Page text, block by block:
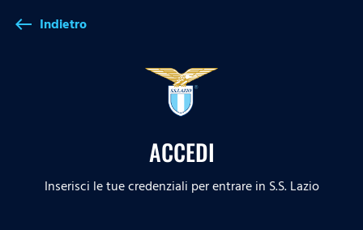
west Indietro
ACCEDI
Inserisci le tue credenziali per entrare in S.S. Lazio